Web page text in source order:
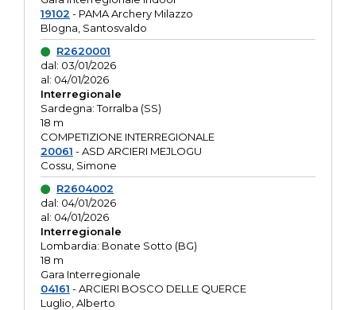
19102 - PAMA Archery Milazzo
Blogna, Santosvaldo
R2620001
dal: 03/01/2026
al: 04/01/2026
Interregionale
Sardegna: Torralba (SS)
18 m
COMPETIZIONE INTERREGIONALE
20061 - ASD ARCIERI MEJLOGU
Cossu, Simone
R2604002
dal: 04/01/2026
al: 04/01/2026
Interregionale
Lombardia: Bonate Sotto (BG)
18 m
Gara Interregionale
04161 - ARCIERI BOSCO DELLE QUERCE
Luglio, Alberto